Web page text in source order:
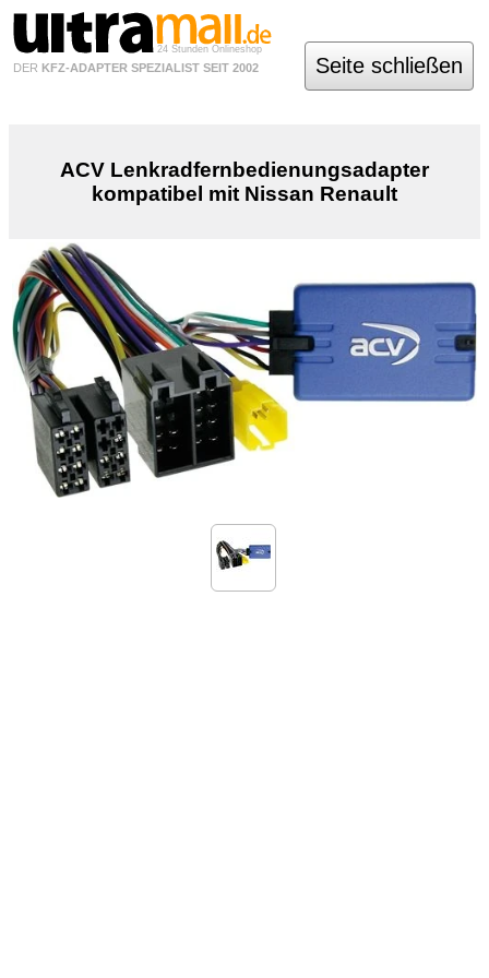
24 Stunden Onlineshop
DER KFZ-ADAPTER SPEZIALIST SEIT 2002 Seite schließen
ACV Lenkradfernbedienungsadapter
kompatibel mit Nissan Renault